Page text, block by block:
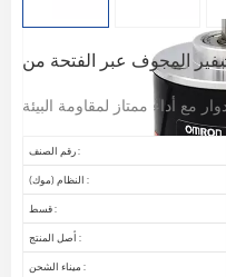
رقم الصنف :
النظام (موك) :
قسط :
أصل المنتج :
ميناء الشحن :